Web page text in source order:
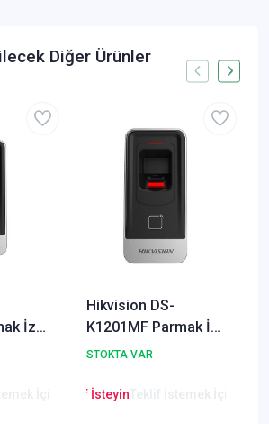
Diğer Ürünler
İzi
İçin Tıklayınız
Hikvision DS-
K1201MF Parmak İzi
ve Mifare Kart
STOKTA VAR
Lütfen Teklif İsteyin